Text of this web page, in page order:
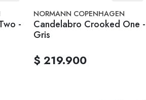
-
NORMANN COPENHAGEN
Candelabro Crooked One -
Gris
$ 219.900